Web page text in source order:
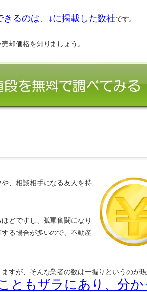
るのは、↓に掲載した数社です。
却価格を知りましょう。
、相談相手になる友人を持
どですし、孤軍奮闘になり
る場合が多いので、不動産
すが、そんな業者の数は一握りというのが現
ともザラにあり、分